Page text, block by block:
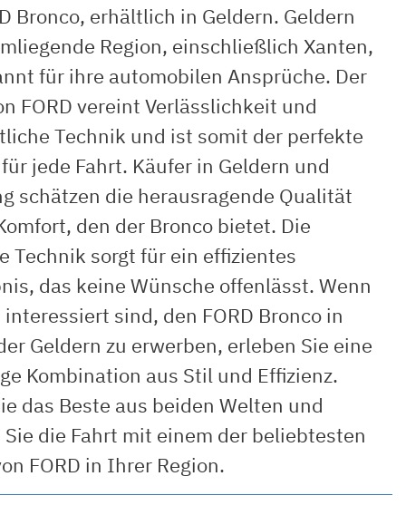
Bronco, erhältlich in Geldern. Geldern
Region, einschließlich Xanten,
für ihre automobilen Ansprüche. Der
FORD vereint Verlässlichkeit und
Technik und ist somit der perfekte
jede Fahrt. Käufer in Geldern und
schätzen die herausragende Qualität
den der Bronco bietet. Die
Technik sorgt für ein effizientes
das keine Wünsche offenlässt. Wenn
interessiert sind, den FORD Bronco in
Geldern zu erwerben, erleben Sie eine
Kombination aus Stil und Effizienz.
das Beste aus beiden Welten und
die Fahrt mit einem der beliebtesten
FORD in Ihrer Region.